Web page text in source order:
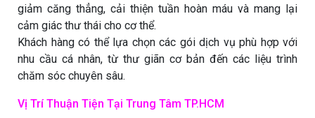
giảm căng thẳng, cải thiện tuần hoàn máu và mang lại
cảm giác thư thái cho cơ thể.
Khách hàng có thể lựa chọn các gói dịch vụ phù hợp với
nhu cầu cá nhân, từ thư giãn cơ bản đến các liệu trình
chăm sóc chuyên sâu.
Vị Trí Thuận Tiện Tại Trung Tâm TP.HCM